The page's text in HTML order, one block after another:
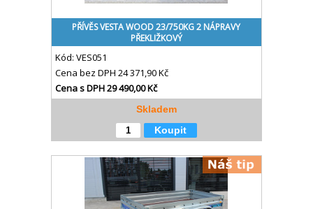
PŘÍVĚS VESTA WOOD 23/750KG 2 NÁPRAVY
PŘEKLIŽKOVÝ
Kód: VES051
Cena bez DPH 24 371,90 Kč
Cena s DPH29 490,00 Kč
Skladem
Koupit